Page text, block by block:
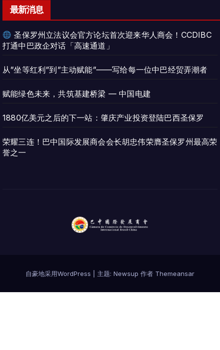
最新消息
圣保罗州立法议会官方论坛首次迎来华人商会！CCDIBC
打通中巴政企对话「高速通道」
从”坐等红利”到”主动赋能”——写给每一位中巴经贸弄潮者
赋能绿色未来，共筑基建桥梁 — 中国电建
1880亿美元之后的下一站：肇庆产业投资登陆巴西圣保罗
荣耀三连！巴中国际发展商会会长胡忠伟荣膺圣保罗州最高荣
誉之一
自豪地采用WordPress 主题: Newsup 作者 Themeansar